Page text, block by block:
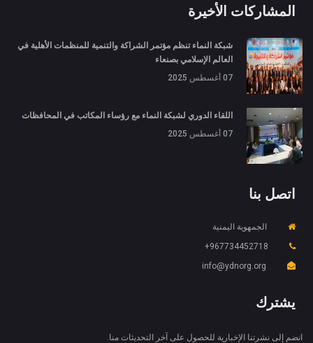
المشاركات الأخيرة
شبكة النماء تنظم مؤتمر الشراكة والتنمية للمنظمات الأهلية في
العالم الإسلامي بصنعاء
07 أغسطس 2025
اللقاء الدوري لشبكة النماء مع رؤساء المكاتب في المحافظات
07 أغسطس 2025
اتصل بنا
الجمهوية اليمنية
967734452718+
info@ydnorg.org
يشترك
انضم إلى نشرتنا الإخبارية للحصول على آخر التحديثات منا.
ملفات تعريف الارتباط والخصوصية
unsatiable assistance compliment occasional too